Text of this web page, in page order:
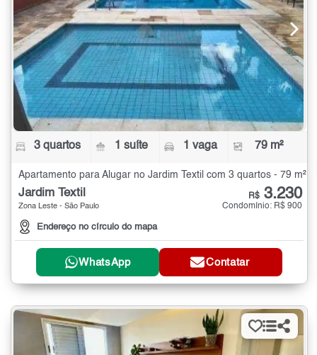
3 quartos 1 suíte 1 vaga 79 m²
Apartamento para Alugar no Jardim Textil com 3 quartos - 79 m²
Jardim Textil
Zona Leste - São Paulo
Endereço no círculo do mapa
R$ 3.230
Condomínio: R$ 900
WhatsApp Contatar